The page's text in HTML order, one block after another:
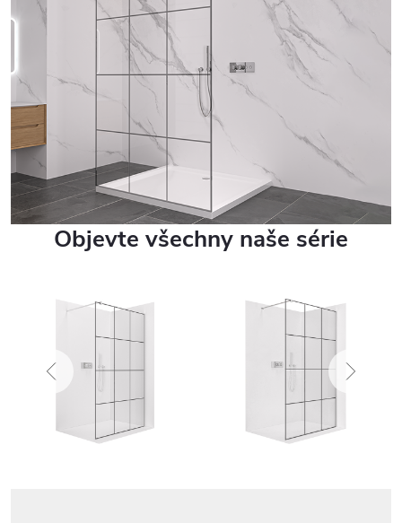
Objevte všechny naše série